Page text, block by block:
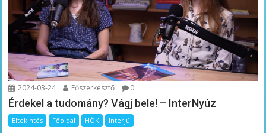
2024-03-24 Főszerkesztő 0
Érdekel a tudomány? Vágj bele! – InterNyúz
Eltekintés Főoldal HÖK Interjú